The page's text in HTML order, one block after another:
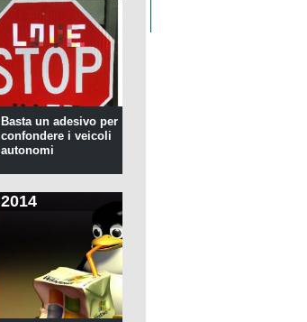
Basta un adesivo per
confondere i veicoli
autonomi
2014